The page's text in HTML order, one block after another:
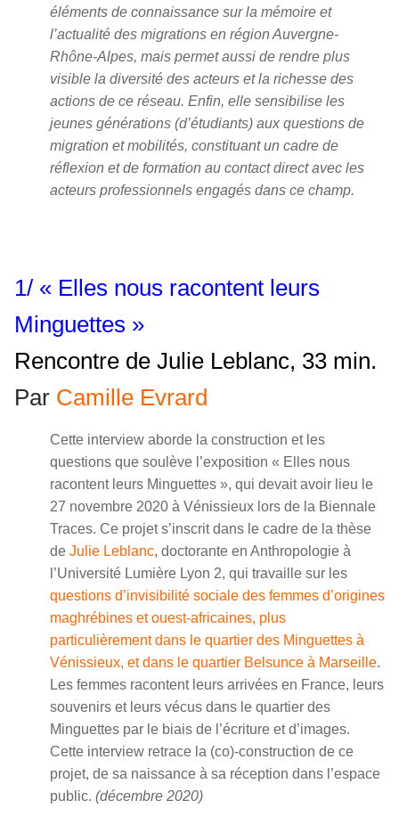
éléments de connaissance sur la mémoire et
l’actualité des migrations en région Auvergne-
Rhône-Alpes, mais permet aussi de rendre plus
visible la diversité des acteurs et la richesse des
actions de ce réseau. Enfin, elle sensibilise les
jeunes générations (d’étudiants) aux questions de
migration et mobilités, constituant un cadre de
réflexion et de formation au contact direct avec les
acteurs professionnels engagés dans ce champ.
1/ « Elles nous racontent leurs
Minguettes »
Rencontre de Julie Leblanc, 33 min.
Par Camille Evrard
Cette interview aborde la construction et les
questions que soulève l’exposition « Elles nous
racontent leurs Minguettes », qui devait avoir lieu le
27 novembre 2020 à Vénissieux lors de la Biennale
Traces. Ce projet s’inscrit dans le cadre de la thèse
de Julie Leblanc, doctorante en Anthropologie à
l’Université Lumière Lyon 2, qui travaille sur les
questions d’invisibilité sociale des femmes d’origines
maghrébines et ouest-africaines, plus
particulièrement dans le quartier des Minguettes à
Vénissieux, et dans le quartier Belsunce à Marseille.
Les femmes racontent leurs arrivées en France, leurs
souvenirs et leurs vécus dans le quartier des
Minguettes par le biais de l’écriture et d’images.
Cette interview retrace la (co)-construction de ce
projet, de sa naissance à sa réception dans l’espace
public. (décembre 2020)